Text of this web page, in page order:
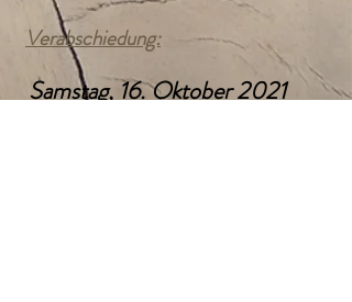
Verabschiedung:
Samstag, 16. Oktober 2021